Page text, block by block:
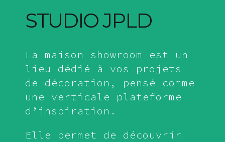
STUDIO JPLD
La maison showroom est un
lieu dédié à vos projets
de décoration, pensé comme
une verticale plateforme
d’inspiration.
Elle permet de découvrir